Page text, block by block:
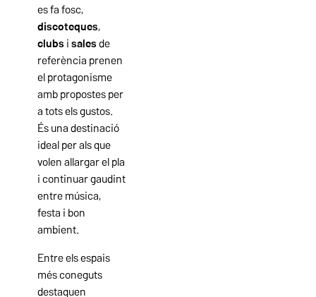
es fa fosc,
discoteques,
clubs i salesde
referència prenen
el protagonisme
amb propostes per
a tots els gustos.
És una destinació
ideal per als que
volen allargar el pla
i continuar gaudint
entre música,
festa i bon
ambient.
Entre els espais
més coneguts
destaquen